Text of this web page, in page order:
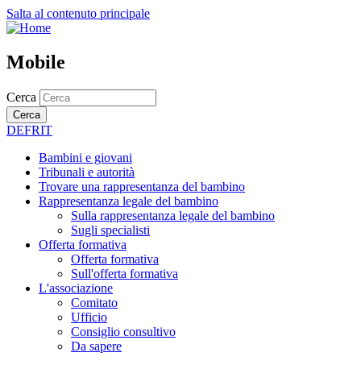
Salta al contenuto principale
Mobile
Cerca
Cerca
DEFRIT
Bambini e giovani
Tribunali e autorità
Trovare una rappresentanza del bambino
Rappresentanza legale del bambino
Sulla rappresentanza legale del bambino
Sugli specialisti
Offerta formativa
Offerta formativa
Sull'offerta formativa
L'associazione
Comitato
Ufficio
Consiglio consultivo
Da sapere